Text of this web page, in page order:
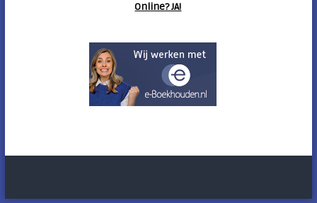
Online? JA!